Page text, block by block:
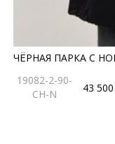
ЧЁРНАЯ ПАРКА С
19082-2-90-
CH-N
43